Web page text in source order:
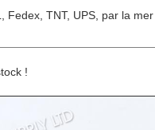
Fedex, TNT, UPS, par la mer
!